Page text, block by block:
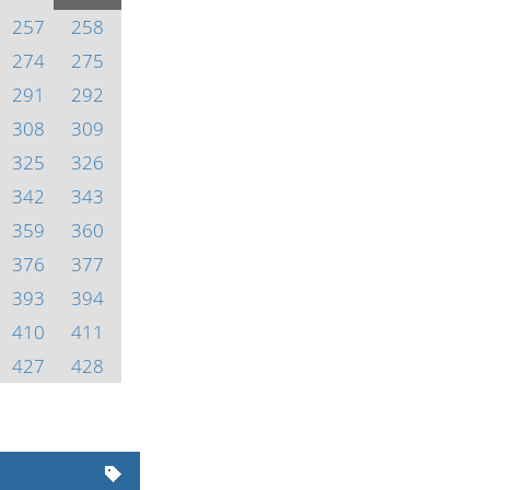
257
258
274
275
291
292
308
309
325
326
342
343
359
360
376
377
393
394
410
411
427
428